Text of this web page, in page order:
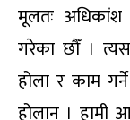
मूलतः
गरेका छौँ ।
होला र काम
होलान् । हामी